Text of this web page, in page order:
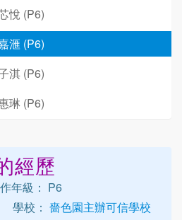
悅 (P6)
滙 (P6)
淇 (P6)
琳 (P6)
經歷
年級： P6
學校： 嗇色園主辦可信學校